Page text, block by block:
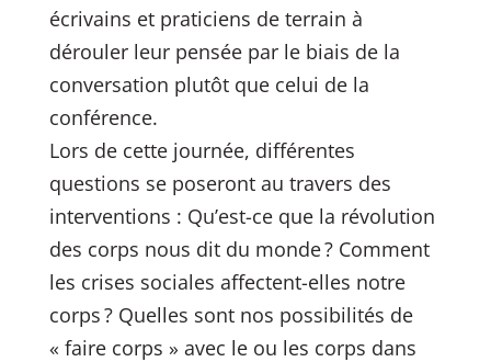
écrivains et praticiens de terrain à
dérouler leur pensée par le biais de la
conversation plutôt que celui de la
conférence.
Lors de cette journée, différentes
questions se poseront au travers des
interventions : Qu’est-ce que la révolution
des corps nous dit du monde ? Comment
les crises sociales affectent-elles notre
corps ? Quelles sont nos possibilités de
« faire corps » avec le ou les corps dans